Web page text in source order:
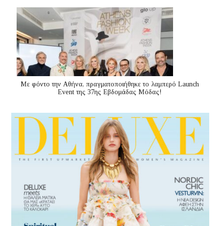
Με φόντο την Αθήνα, πραγματοποιήθηκε το λαμπερό Launch
Event της 37ης Εβδομάδας Μόδας!